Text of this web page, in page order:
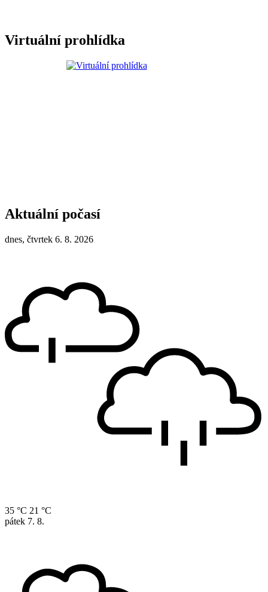
Virtuální prohlídka
Aktuální počasí
dnes, čtvrtek 6. 8. 2026
35 °C 21 °C
pátek 7. 8.